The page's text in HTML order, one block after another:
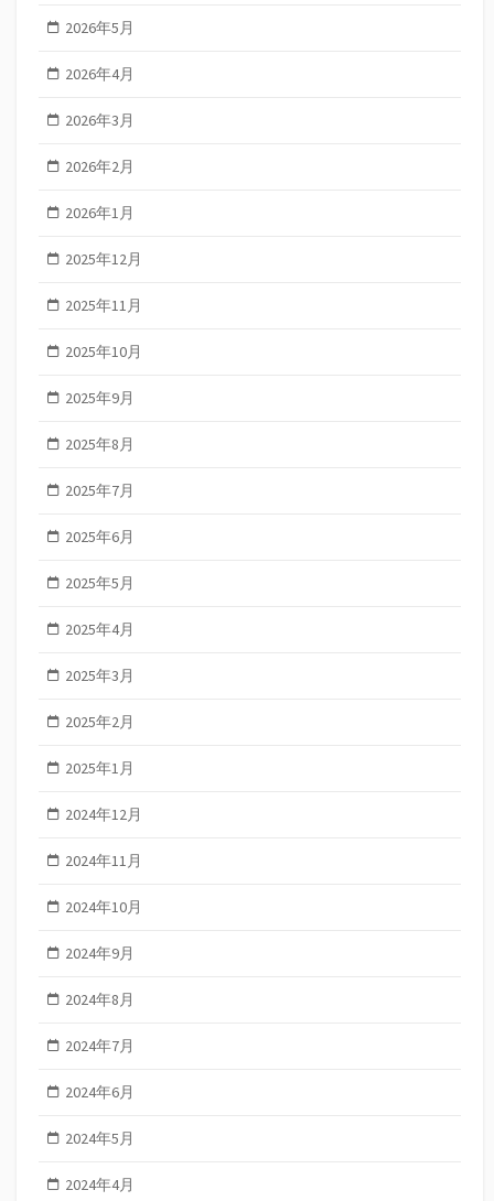
2026年5月
2026年4月
2026年3月
2026年2月
2026年1月
2025年12月
2025年11月
2025年10月
2025年9月
2025年8月
2025年7月
2025年6月
2025年5月
2025年4月
2025年3月
2025年2月
2025年1月
2024年12月
2024年11月
2024年10月
2024年9月
2024年8月
2024年7月
2024年6月
2024年5月
2024年4月